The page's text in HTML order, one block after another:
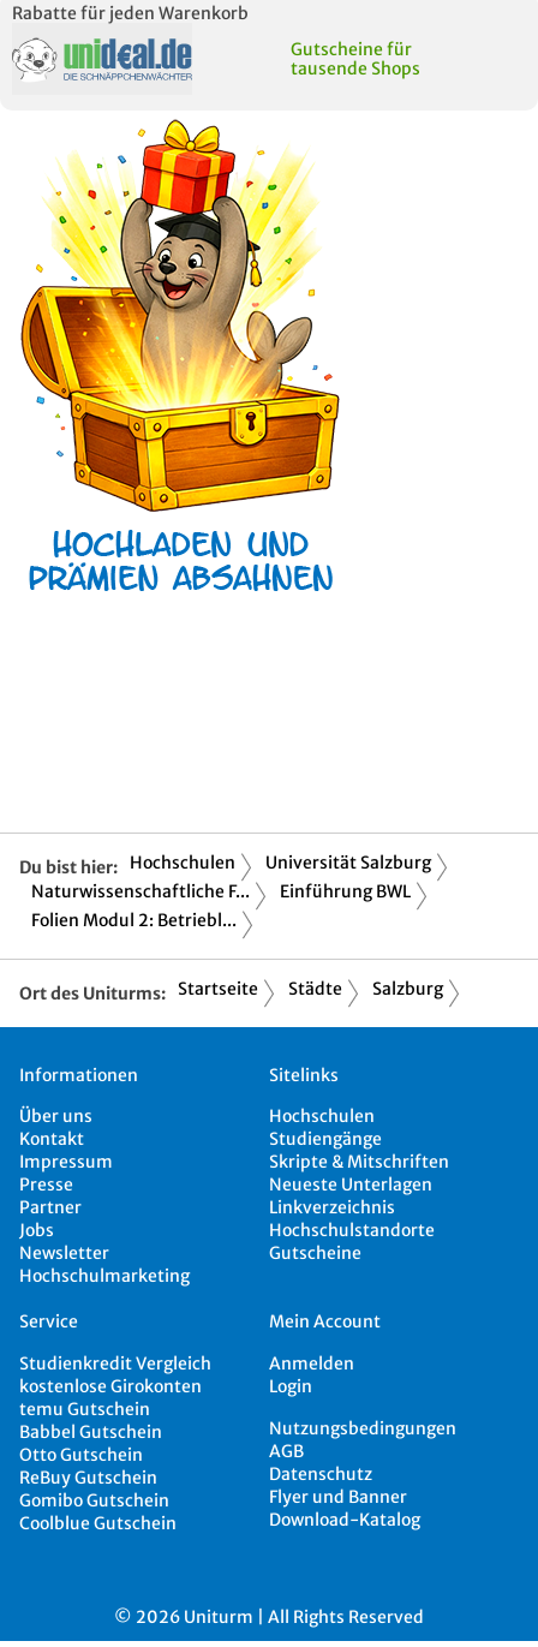
Rabatte für jeden Warenkorb
Gutscheine für
tausende Shops
Du bist hier: Hochschulen
Universität Salzburg
Naturwissenschaftliche F...
Einführung BWL
Folien Modul 2: Betriebl...
Ort des Uniturms: Startseite Städte Salzburg
Informationen
Über uns
Kontakt
Impressum
Presse
Partner
Jobs
Newsletter
Hochschulmarketing
Sitelinks
Hochschulen
Studiengänge
Skripte & Mitschriften
Neueste Unterlagen
Linkverzeichnis
Hochschulstandorte
Gutscheine
Service
Studienkredit Vergleich
kostenlose Girokonten
temu Gutschein
Babbel Gutschein
Otto Gutschein
ReBuy Gutschein
Gomibo Gutschein
Coolblue Gutschein
Mein Account
Anmelden
Login
Nutzungsbedingungen
AGB
Datenschutz
Flyer und Banner
Download-Katalog
© 2026 Uniturm | All Rights Reserved